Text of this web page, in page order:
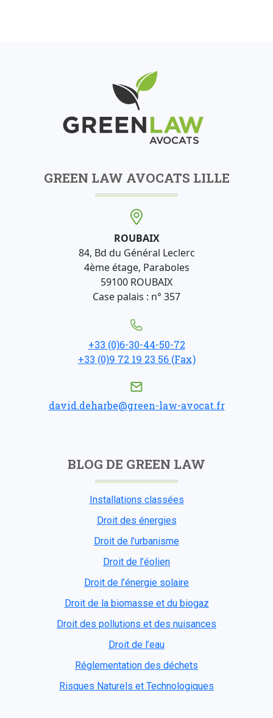
GREEN LAW AVOCATS LILLE
ROUBAIX
84, Bd du Général Leclerc
4ème étage, Paraboles
59100 ROUBAIX
Case palais : n° 357
+33 (0)6-30-44-50-72
+33 (0)9 72 19 23 56 (Fax)
david.deharbe@green-law-avocat.fr
BLOG DE GREEN LAW
Installations classées
Droit des énergies
Droit de l'urbanisme
Droit de l’éolien
Droit de l’énergie solaire
Droit de la biomasse et du biogaz
Droit des pollutions et des nuisances
Droit de l’eau
Réglementation des déchets
Risques Naturels et Technologiques